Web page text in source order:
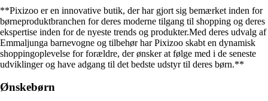
**Pixizoo er en innovative butik, der har gjort sig bemærket inden for
børneproduktbranchen for deres moderne tilgang til shopping og deres
ekspertise inden for de nyeste trends og produkter.Med deres udvalg af
Emmaljunga barnevogne og tilbehør har Pixizoo skabt en dynamisk
shoppingoplevelse for forældre, der ønsker at følge med i de seneste
udviklinger og have adgang til det bedste udstyr til deres børn.**
Ønskebørn